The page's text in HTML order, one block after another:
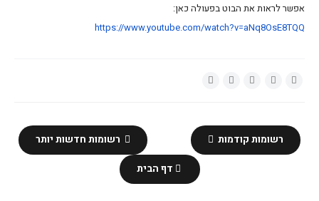
אפשר לראות את הבוט בפעולה כאן:
https://www.youtube.com/watch?v=aNq8OsE8TQQ
רשומות חדשות יותר רשומות קודמות
דף הבית